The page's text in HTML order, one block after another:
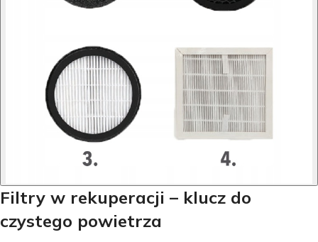
Filtry w rekuperacji – klucz do
czystego powietrza